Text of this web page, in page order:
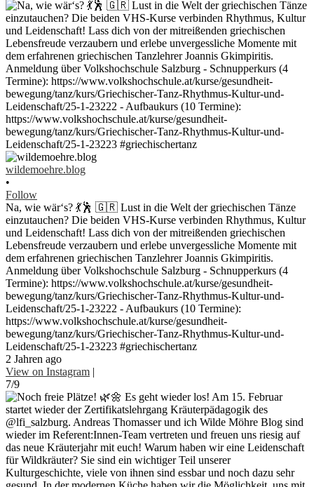
wildemoehre.blog
•
Follow
Na, wie wär‘s? 💃🕺 🇬🇷 Lust in die Welt der griechischen Tänze
einzutauchen? Die beiden VHS-Kurse verbinden Rhythmus, Kultur
und Leidenschaft! Lass dich von der mitreißenden griechischen
Lebensfreude verzaubern und erlebe unvergessliche Momente mit
dem erfahrenen griechischen Tanzlehrer Joannis Gkimpiritis.
Anmeldung über Volkshochschule Salzburg - Schnupperkurs (4
Termine): https://www.volkshochschule.at/kurse/gesundheit-
bewegung/tanz/kurs/Griechischer-Tanz-Rhythmus-Kultur-und-
Leidenschaft/25-1-23222 - Aufbaukurs (10 Termine):
https://www.volkshochschule.at/kurse/gesundheit-
bewegung/tanz/kurs/Griechischer-Tanz-Rhythmus-Kultur-und-
Leidenschaft/25-1-23223 #griechischertanz
2 Jahren ago
View on Instagram |
7/9